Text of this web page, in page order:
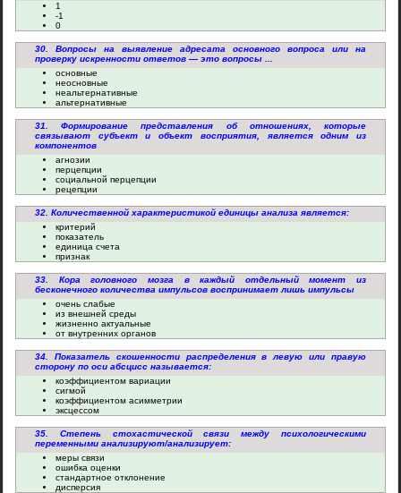
1
-1
0
30. Вопросы на выявление адресата основного вопроса или на
проверку искренности ответов — это вопросы ...
основные
неосновные
неальтернативные
альтернативные
31. Формирование представления об отношениях, которые
связывают субъект и объект восприятия, является одним из
компонентов
агнозии
перцепции
социальной перцепции
рецепции
32. Количественной характеристикой единицы анализа является:
критерий
показатель
единица счета
признак
33. Кора головного мозга в каждый отдельный момент из
бесконечного количества импульсов воспринимает лишь импульсы
очень слабые
из внешней среды
жизненно актуальные
от внутренних органов
34. Показатель скошенности распределения в левую или правую
сторону по оси абсцисс называется:
коэффициентом вариации
сигмой
коэффициентом асимметрии
эксцессом
35. Степень стохастической связи между психологическими
переменными анализируют/анализирует:
меры связи
ошибка оценки
стандартное отклонение
дисперсия